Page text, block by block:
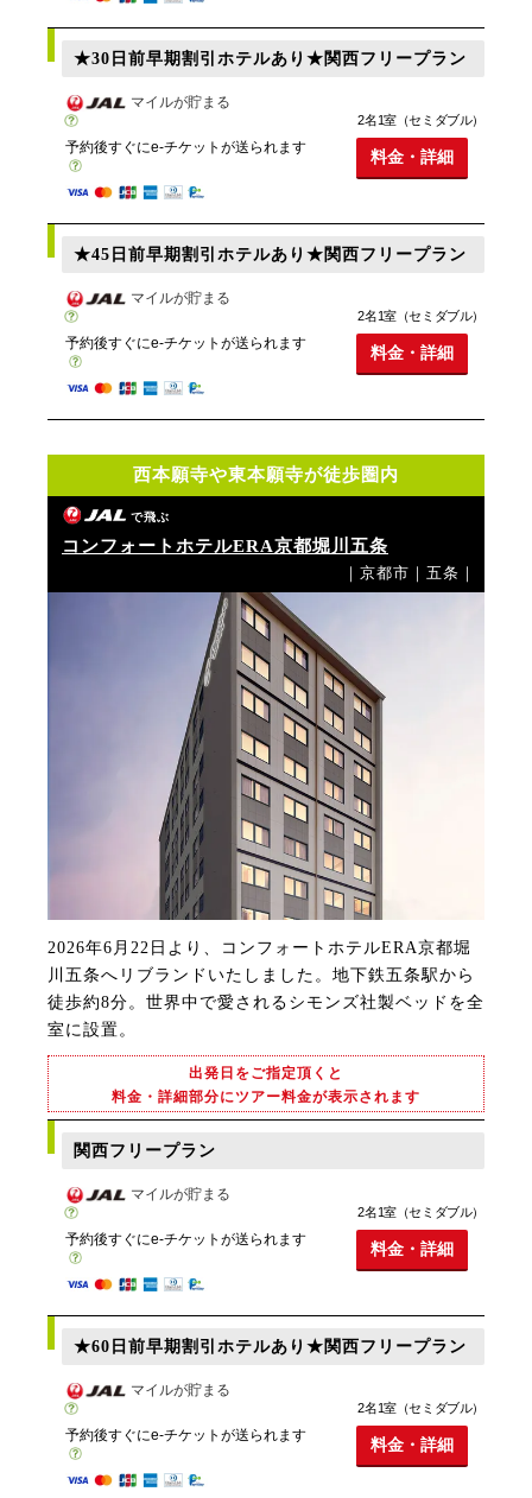
★30日前早期割引ホテルあり★関西フリープラン
マイルが貯まる
予約後すぐにe-チケットが送られます
2名1室（セミダブル）
料金・詳細
★45日前早期割引ホテルあり★関西フリープラン
マイルが貯まる
予約後すぐにe-チケットが送られます
2名1室（セミダブル）
料金・詳細
西本願寺や東本願寺が徒歩圏内
で飛ぶ
コンフォートホテルERA京都堀川五条
｜京都市｜五条｜
2026年6月22日より、コンフォートホテルERA京都堀
川五条へリブランドいたしました。地下鉄五条駅から
徒歩約8分。世界中で愛されるシモンズ社製ベッドを全
室に設置。
出発日をご指定頂くと
料金・詳細部分にツアー料金が表示されます
関西フリープラン
マイルが貯まる
予約後すぐにe-チケットが送られます
2名1室（セミダブル）
料金・詳細
★60日前早期割引ホテルあり★関西フリープラン
マイルが貯まる
予約後すぐにe-チケットが送られます
2名1室（セミダブル）
料金・詳細